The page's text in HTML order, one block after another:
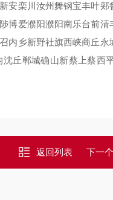
安栾川汝州舞钢宝丰叶
博爱濮阳濮阳南乐台前
内乡新野社旗西峡商丘
丘郸城确山新蔡上蔡西
返回列表 下一个